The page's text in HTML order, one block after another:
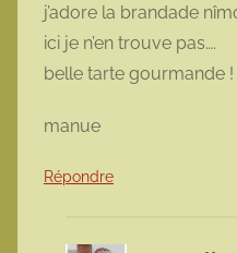
j’adore la brandade
ici je n’en trouve pas….
belle tarte gourmande !
manue
Répondre